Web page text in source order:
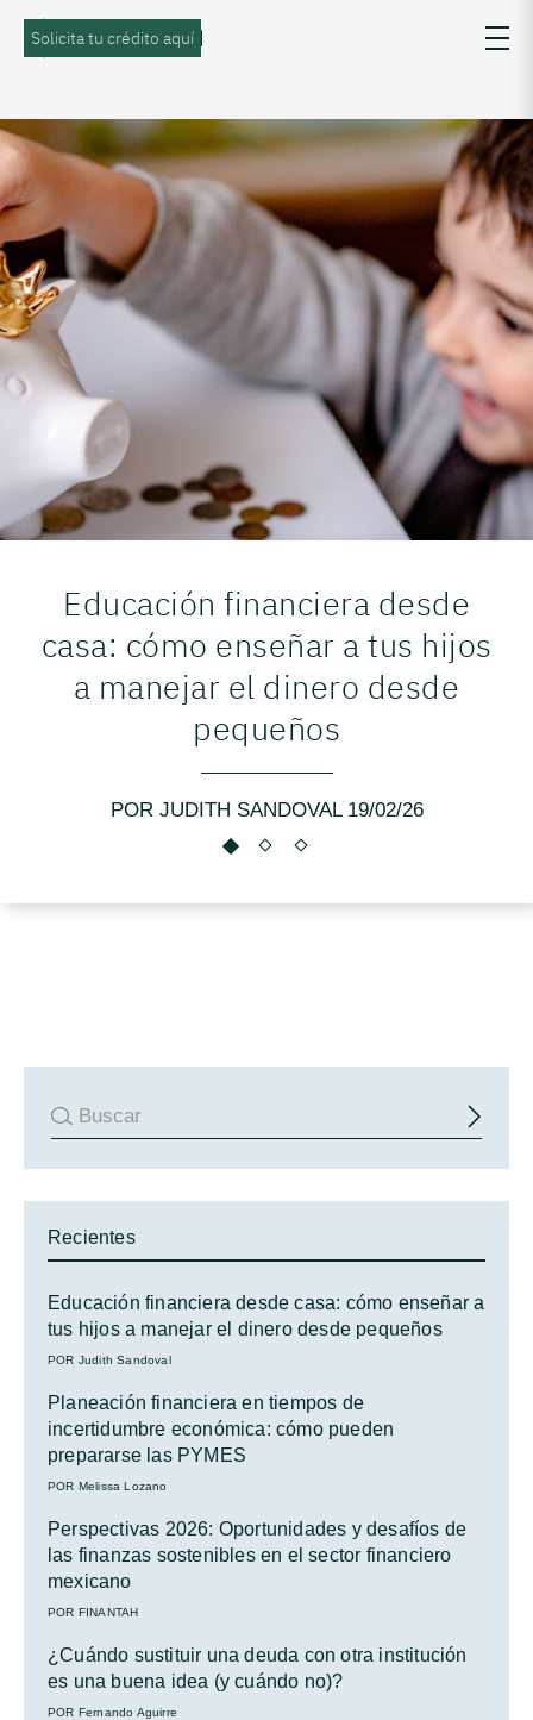
Solicita tu crédito aquí
Educación financiera desde
casa: cómo enseñar a tus hijos
a manejar el dinero desde
pequeños
POR JUDITH SANDOVAL 19/02/26
Recientes
Educación financiera desde casa: cómo enseñar a
tus hijos a manejar el dinero desde pequeños
POR Judith Sandoval
Planeación financiera en tiempos de
incertidumbre económica: cómo pueden
prepararse las PYMES
POR Melissa Lozano
Perspectivas 2026: Oportunidades y desafíos de
las finanzas sostenibles en el sector financiero
mexicano
POR FINANTAH
¿Cuándo sustituir una deuda con otra institución
es una buena idea (y cuándo no)?
POR Fernando Aguirre